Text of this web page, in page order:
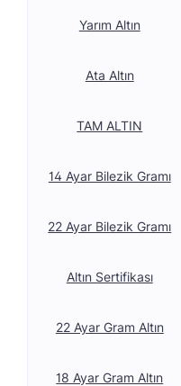
Yarım Altın
Ata Altın
TAM ALTIN
14 Ayar Bilezik Gramı
22 Ayar Bilezik Gramı
Altın Sertifikası
22 Ayar Gram Altın
18 Ayar Gram Altın